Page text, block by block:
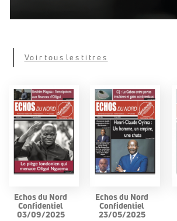
Voir tous les titres
Echos du Nord
Confidentiel
03/09/2025
Echos du Nord
Confidentiel
23/05/2025